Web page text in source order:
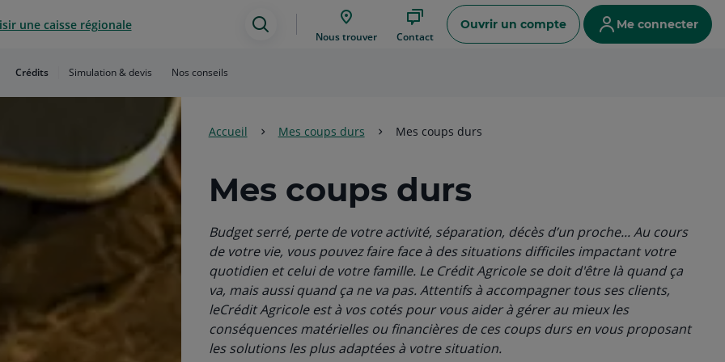
une caisse régionale
Assistance
Nous trouver Contact
Ouvrir un compte Me connecter
Crédits Simulation & devis Nos conseils
Accueil Mes coups durs Mes coups durs
Mes coups durs
Budget serré, perte de votre activité, séparation, décès d’un proche... Au cours
de votre vie, vous pouvez faire face à des situations difficiles impactant votre
quotidien et celui de votre famille. Le Crédit Agricole se doit d'être là quand ça
va, mais aussi quand ça ne va pas. Attentifs à accompagner tous ses clients,
leCrédit Agricole est à vos cotés pour vous aider à gérer au mieux les
conséquences matérielles ou financières de ces coups durs en vous proposant
les solutions les plus adaptées à votre situation.